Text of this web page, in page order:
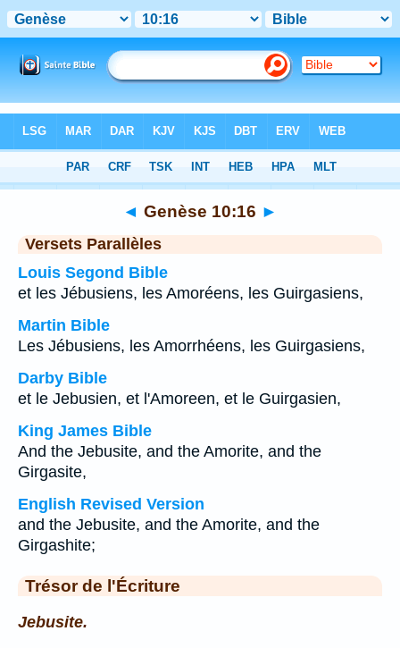
Chapitre 10 > Verset 16
◄ Genèse 10:16 ►
Versets Parallèles
Louis Segond Bible
et les Jébusiens, les Amoréens, les Guirgasiens,
Martin Bible
Les Jébusiens, les Amorrhéens, les Guirgasiens,
Darby Bible
et le Jebusien, et l'Amoreen, et le Guirgasien,
King James Bible
And the Jebusite, and the Amorite, and the
Girgasite,
English Revised Version
and the Jebusite, and the Amorite, and the
Girgashite;
Trésor de l'Écriture
Jebusite.